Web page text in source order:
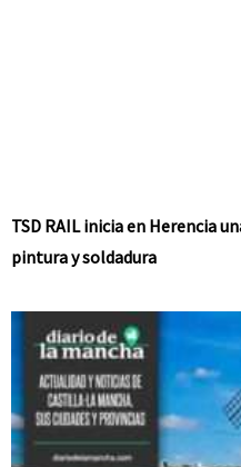
TSD RAIL inicia en Herencia
pintura y soldadura